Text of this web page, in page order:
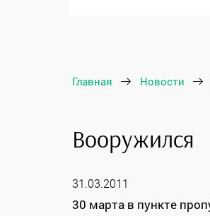
Главная Новости
Вооружился
31.03.2011
30 марта в пункте